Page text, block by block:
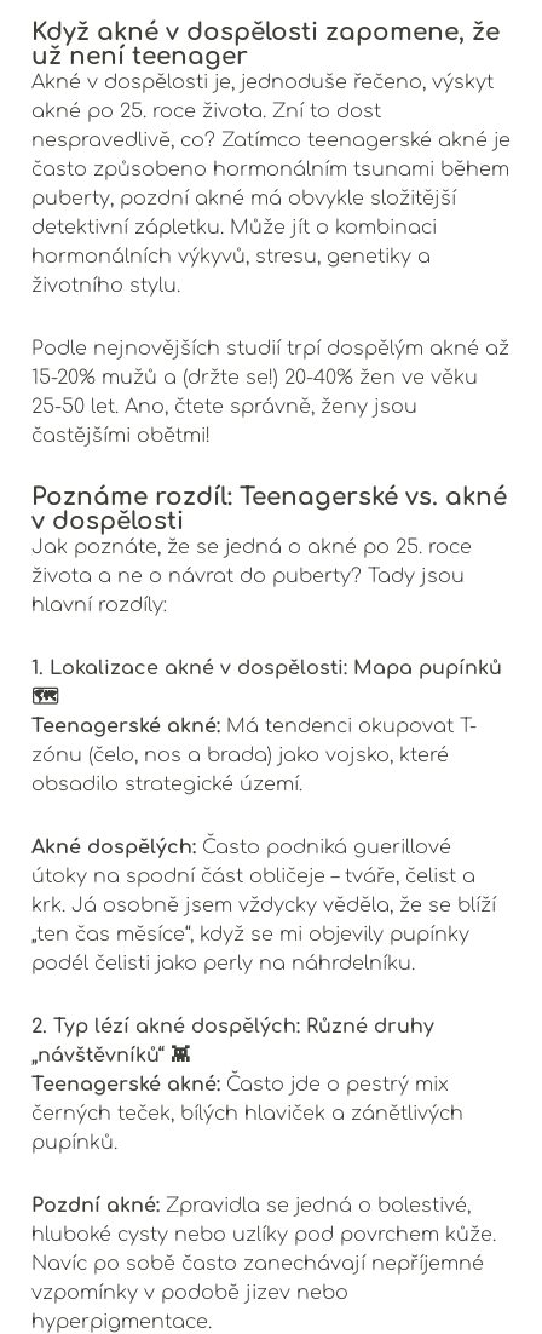
Když akné v dospělosti zapomene, že
už není teenager
Akné v dospělosti je, jednoduše řečeno, výskyt
akné po 25. roce života. Zní to dost
nespravedlivě, co? Zatímco teenagerské akné je
často způsobeno hormonálním tsunami během
puberty, pozdní akné má obvykle složitější
detektivní zápletku. Může jít o kombinaci
hormonálních výkyvů, stresu, genetiky a
životního stylu.
Podle nejnovějších studií trpí dospělým akné až
15-20% mužů a (držte se!) 20-40% žen ve věku
25-50 let. Ano, čtete správně, ženy jsou
častějšími obětmi!
Poznáme rozdíl: Teenagerské vs. akné
v dospělosti
Jak poznáte, že se jedná o akné po 25. roce
života a ne o návrat do puberty? Tady jsou
hlavní rozdíly:
1. Lokalizace akné v dospělosti: Mapa pupínků
🗺️
Teenagerské akné:Má tendenci okupovat T-
zónu (čelo, nos a brada) jako vojsko, které
obsadilo strategické území.
Akné dospělých:Často podniká guerillové
útoky na spodní část obličeje – tváře, čelist a
krk. Já osobně jsem vždycky věděla, že se blíží
„ten čas měsíce“, když se mi objevily pupínky
podél čelisti jako perly na náhrdelníku.
2. Typ lézí akné dospělých: Různé druhy
„návštěvníků“ 👾
Teenagerské akné:Často jde o pestrý mix
černých teček, bílých hlaviček a zánětlivých
pupínků.
Pozdní akné:Zpravidla se jedná o bolestivé,
hluboké cysty nebo uzlíky pod povrchem kůže.
Navíc po sobě často zanechávají nepříjemné
vzpomínky v podobě jizev nebo
hyperpigmentace.